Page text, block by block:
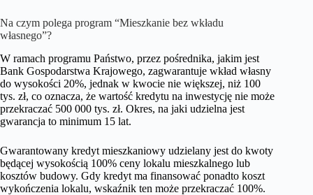
Na czym polega program “Mieszkanie bez wkładu
własnego”?
W ramach programu Państwo, przez pośrednika, jakim jest
Bank Gospodarstwa Krajowego, zagwarantuje wkład własny
do wysokości 20%, jednak w kwocie nie większej, niż 100
tys. zł, co oznacza, że wartość kredytu na inwestycję nie może
przekraczać 500 000 tys. zł. Okres, na jaki udzielna jest
gwarancja to minimum 15 lat.
Gwarantowany kredyt mieszkaniowy udzielany jest do kwoty
będącej wysokością 100% ceny lokalu mieszkalnego lub
kosztów budowy. Gdy kredyt ma finansować ponadto koszt
wykończenia lokalu, wskaźnik ten może przekraczać 100%.